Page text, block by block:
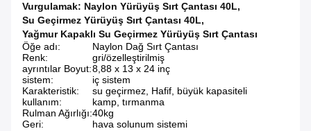
Vurgulamak: Naylon Yürüyüş Sırt Çantası 40L,
Su Geçirmez Yürüyüş Sırt Çantası 40L,
Yağmur Kapaklı Su Geçirmez Yürüyüş Sırt Çantası
Öğe adı:
Naylon Dağ Sırt Çantası
Renk:
gri/özelleştirilmiş
ayrıntılar Boyut:8,88 x 13 x 24 inç
sistem:
iç sistem
Karakteristik:
su geçirmez, Hafif, büyük kapasiteli
kullanım:
kamp, ​​tırmanma
Rulman Ağırlığı:40kg
Geri:
hava solunum sistemi